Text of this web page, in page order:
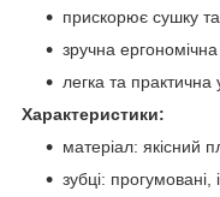
прискорює сушку
зручна
легка та
Характеристики:
матеріал: якісний
зубці: прогумовані,